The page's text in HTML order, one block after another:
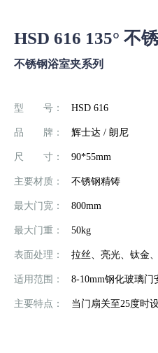
HSD 616 135° 不
不锈钢浴室夹系列
型 号： HSD 616
品 牌： 辉士达 / 朗尼
尺 寸： 90*55mm
主要材质： 不锈钢精铸
最大门宽： 800mm
最大门重： 50kg
表面处理： 拉丝、亮光、钛金
适用范围： 8-10mm钢化玻璃门
主要特点： 当门扇关至25度时